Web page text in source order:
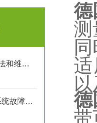
WIKA压力表的应用、使用方法和维护要点解析
浅谈汽油燃油压力表在燃油系统故障排除中的应用
德
测
德